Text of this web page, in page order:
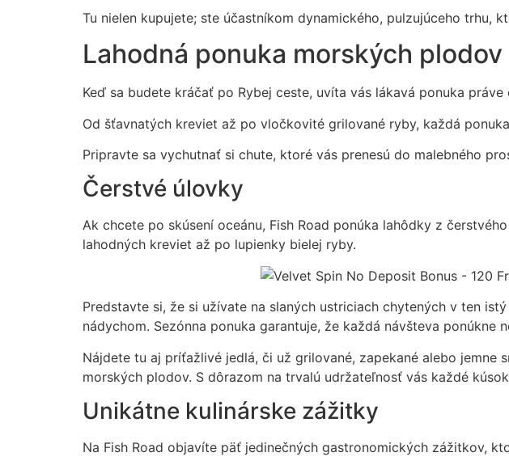
Tu nielen kupujete; ste účastníkom dynamického, pulzujúceho trhu,
Lahodná ponuka morských plodov
Keď sa budete kráčať po Rybej ceste, uvíta vás lákavá ponuka
Od šťavnatých kreviet až po vločkovité grilované ryby, každá
Pripravte sa vychutnať si chute, ktoré vás prenesú do malebného
Čerstvé úlovky
Ak chcete po skúsení oceánu, Fish Road ponúka lahôdky z
lahodných kreviet až po lupienky bielej ryby.
Predstavte si, že si užívate na slaných ustriciach chytených v ten
nádychom. Sezónna ponuka garantuje, že každá návšteva
Nájdete tu aj príťažlivé jedlá, či už grilované, zapekané alebo
morských plodov. S dôrazom na trvalú udržateľnosť vás každé
Unikátne kulinárske zážitky
Na Fish Road objavíte päť jedinečných gastronomických zážitkov,